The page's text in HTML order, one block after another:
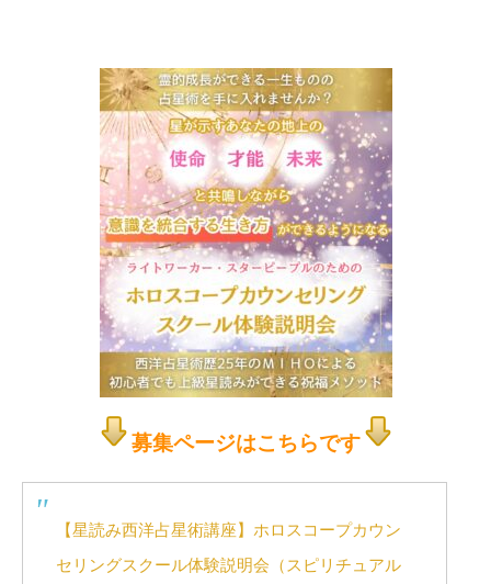
募集ページはこちらです
【星読み西洋占星術講座】ホロスコープカウン
セリングスクール体験説明会（スピリチュアル